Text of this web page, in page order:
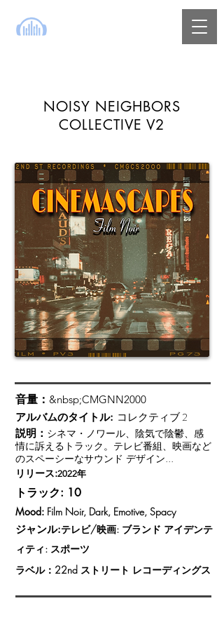
NOISY NEIGHBORS
COLLECTIVE V2
音量： &nbsp;CMGNN2000
アルバムのタイトル: コレクティブ 2
説明： シネマ・ノワール、陰気で陰鬱、感
情に訴えるトラック。テレビ番組、映画など
のスペーシーなサウンド デザイン...
リリース:2022年
トラック: 10
ジャンル:テレビ/映画: ブランド アイデンテ
ィティ: スポーツ
Mood: Film Noir, Dark, Emotive, Spacy
ラベル： 22nd ストリート レコーディングス